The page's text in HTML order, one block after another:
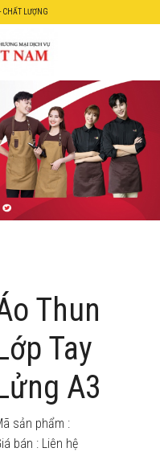
LƯỢNG
Thun
Tay
A3
sản phẩm :
bán : Liên hệ